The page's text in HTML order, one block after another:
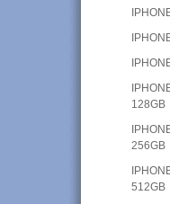
128GB
256GB
512GB